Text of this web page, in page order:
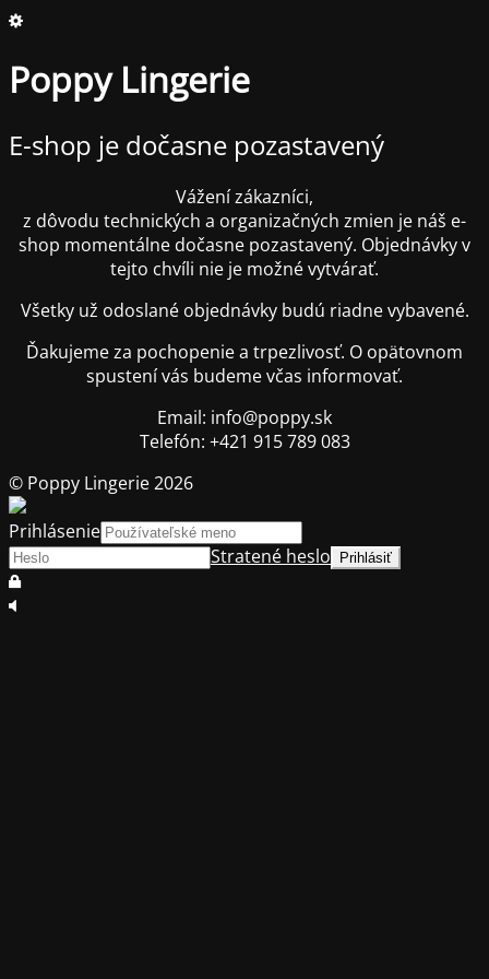
Poppy Lingerie
E-shop je dočasne pozastavený
Vážení zákazníci,
z dôvodu technických a organizačných zmien je náš e-
shop momentálne dočasne pozastavený. Objednávky v
tejto chvíli nie je možné vytvárať.
Všetky už odoslané objednávky budú riadne vybavené.
Ďakujeme za pochopenie a trpezlivosť. O opätovnom
spustení vás budeme včas informovať.
Email: info@poppy.sk
Telefón: +421 915 789 083
© Poppy Lingerie 2026
Prihlásenie
Stratené heslo